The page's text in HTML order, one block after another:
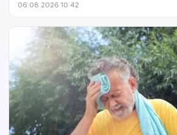
06.08.2026 10:42